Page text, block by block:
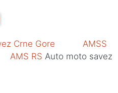
Crne Gore
AMSS
AMS RS Auto moto savez